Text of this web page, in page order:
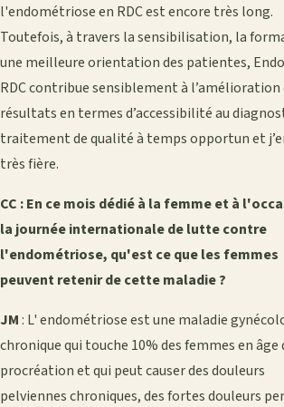
l'endométriose en RDC est encore très long.
Toutefois, à travers la sensibilisation, la
une meilleure orientation des patientes,
RDC contribue sensiblement à l’amélioration
résultats en termes d’accessibilité au
traitement de qualité à temps opportun et
très fière.
CC : En ce mois dédié à la femme et à
la journée internationale de lutte contre
l'endométriose, qu'est ce que les femmes
peuvent retenir de cette maladie ?
JM : L' endométriose est une maladie
chronique qui touche 10% des femmes en âge
procréation et qui peut causer des douleurs
pelviennes chroniques, des fortes douleurs